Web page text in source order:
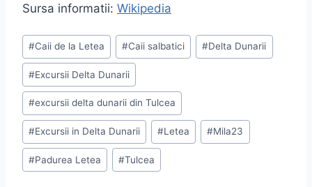
Sursa informatii: Wikipedia
Post
Tags:
#Caii de la Letea #Caii salbatici #Delta Dunarii
#Excursii Delta Dunarii
#excursii delta dunarii din Tulcea
#Excursii in Delta Dunarii #Letea #Mila23
#Padurea Letea #Tulcea